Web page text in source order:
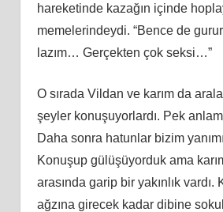
hareketinde kazağın içinde
memelerindeydi. “Bence de
lazım… Gerçekten çok seksi…”
O sırada Vildan ve karım da
şeyler konuşuyorlardı. Pek
Daha sonra hatunlar bizim
Konuşup gülüşüyorduk ama
arasında garip bir yakınlık vardı.
ağzına girecek kadar dibine